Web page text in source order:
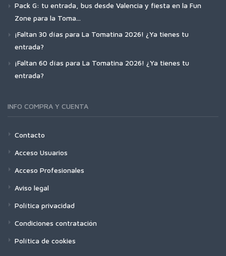
Pack G: tu entrada, bus desde Valencia y fiesta en la Fun
Zone para la Toma...
¡Faltan 30 días para La Tomatina 2026! ¿Ya tienes tu
entrada?
¡Faltan 60 días para La Tomatina 2026! ¿Ya tienes tu
entrada?
INFO COMPRA Y CUENTA
Contacto
Acceso Usuarios
Acceso Profesionales
Aviso legal
Política privacidad
Condiciones contratación
Política de cookies